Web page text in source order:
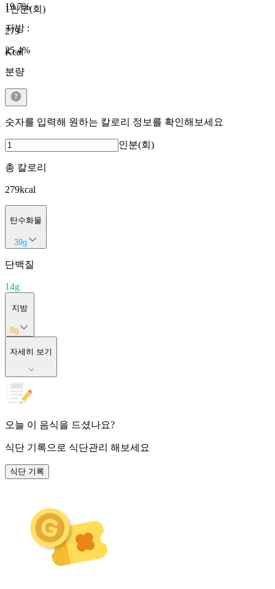
1인분(회)
279
Kcal
19.7%
지방 :
25.4%
분량
숫자를 입력해 원하는 칼로리 정보를 확인해보세요
인분(회)
총 칼로리
279kcal
탄수화물
39g
단백질
14g
지방
8g
자세히 보기
오늘 이 음식을 드셨나요?
식단 기록으로 식단관리 해보세요
식단 기록